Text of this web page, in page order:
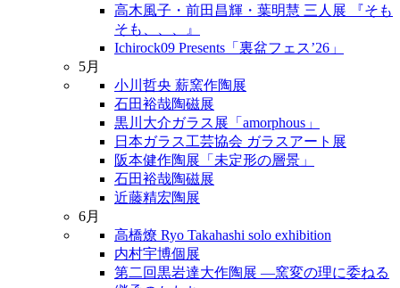
高木風子・前田昌輝・葉明慧 三人展 『そも
そも、、、』
Ichirock09 Presents「裏盆フェス’26」
5月
小川哲央 薪窯作陶展
石田裕哉陶磁展
黒川大介ガラス展「amorphous」
日本ガラス工芸協会 ガラスアート展
阪本健作陶展「未定形の層景」
石田裕哉陶磁展
近藤精宏陶展
6月
高橋燎 Ryo Takahashi solo exhibition
内村宇博個展
第二回黒岩達大作陶展 ―窯変の理に委ねる